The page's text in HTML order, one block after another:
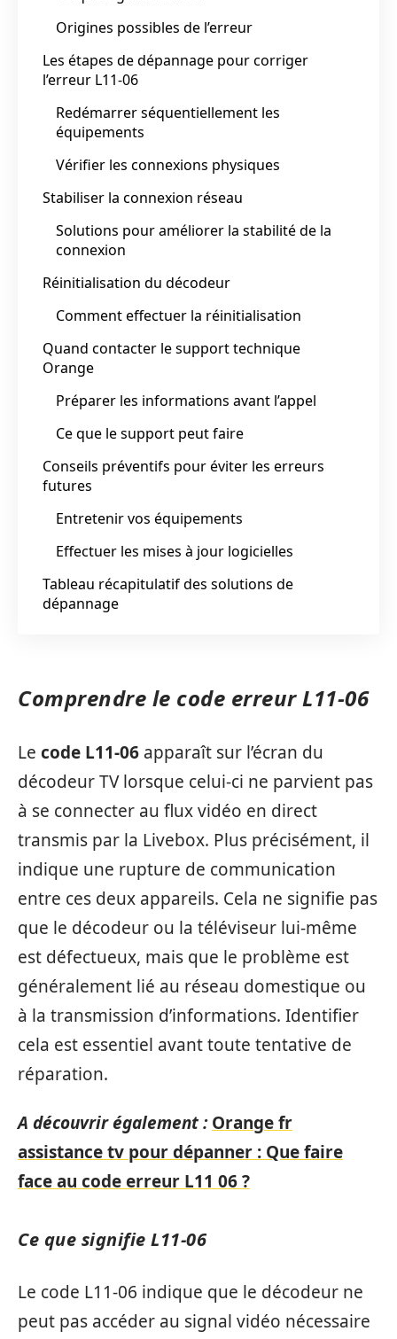
Origines possibles de l’erreur
Les étapes de dépannage pour corriger
l’erreur L11-06
Redémarrer séquentiellement les
équipements
Vérifier les connexions physiques
Stabiliser la connexion réseau
Solutions pour améliorer la stabilité de la
connexion
Réinitialisation du décodeur
Comment effectuer la réinitialisation
Quand contacter le support technique
Orange
Préparer les informations avant l’appel
Ce que le support peut faire
Conseils préventifs pour éviter les erreurs
futures
Entretenir vos équipements
Effectuer les mises à jour logicielles
Tableau récapitulatif des solutions de
dépannage
Comprendre le code erreur L11-06
Le code L11-06 apparaît sur l’écran du
décodeur TV lorsque celui-ci ne parvient pas
à se connecter au flux vidéo en direct
transmis par la Livebox. Plus précisément, il
indique une rupture de communication
entre ces deux appareils. Cela ne signifie pas
que le décodeur ou la téléviseur lui-même
est défectueux, mais que le problème est
généralement lié au réseau domestique ou
à la transmission d’informations. Identifier
cela est essentiel avant toute tentative de
réparation.
A découvrir également : Orange fr
assistance tv pour dépanner : Que faire
face au code erreur L11 06 ?
Ce que signifie L11-06
Le code L11-06 indique que le décodeur ne
peut pas accéder au signal vidéo nécessaire